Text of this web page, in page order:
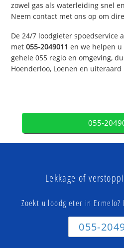
zowel gas als waterleiding snel
Neem contact met ons op om
De 24/7 loodgieter spoedservice
met055-2049011 en we helpen
gehele 055 regio en omgeving,
Hoenderloo, Loenen en uiteraard
055-
Lekkage of
Zoekt u loodgieter in
055-